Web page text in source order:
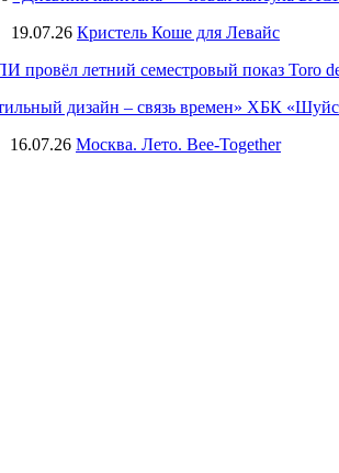
19.07.26 Кристель Коше для Левайс
провёл летний семестровый показ Toro
дизайн – связь времен» ХБК
16.07.26 Москва. Лето. Bee-Together